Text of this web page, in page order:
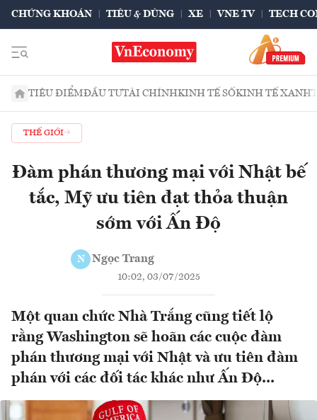
CHỨNG KHOÁN TIÊU & DÙNG XE VNE TV TECH
TIÊU ĐIỂMĐẦU TƯTÀI CHÍNHKINH TẾ SỐKINH TẾ XANH
THẾ GIỚI
Đàm phán thương mại với Nhật bế
tắc, Mỹ ưu tiên đạt thỏa thuận
sớm với Ấn Độ
N Ngọc Trang
10:02, 03/07/2025
Một quan chức Nhà Trắng cũng tiết lộ
rằng Washington sẽ hoãn các cuộc đàm
phán thương mại với Nhật và ưu tiên đàm
phán với các đối tác khác như Ấn Độ...